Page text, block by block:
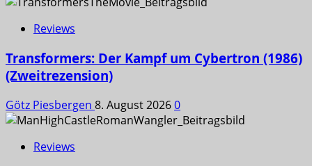
Reviews
Transformers: Der Kampf um Cybertron (1986)
(Zweitrezension)
Götz Piesbergen 8. August 20260
Reviews